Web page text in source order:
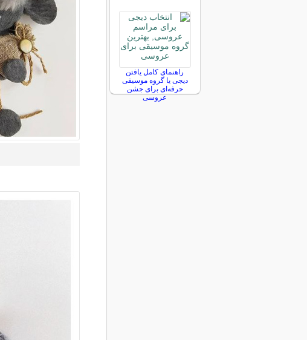
راهنمای کامل یافتن
دیجی یا گروه موسیقی
حرفه‌ای برای جشن
عروسی